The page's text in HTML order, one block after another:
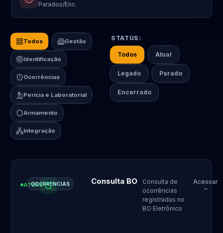
Parados/Enc.
Todos Gestão
Identificação
Ocorrências
Perícia e Laboratorial
Armamento
Integração
Todos Atual
Legado Parado
Encerrado
ATUAL
OCORRENCIAS Consulta BO
Consulta de
ocorrências
registradas no
BO Eletrônico
Acessar
→